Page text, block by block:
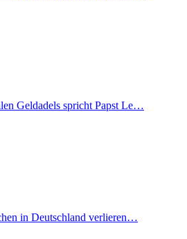
Geldadels spricht Papst Le…
in Deutschland verlieren…